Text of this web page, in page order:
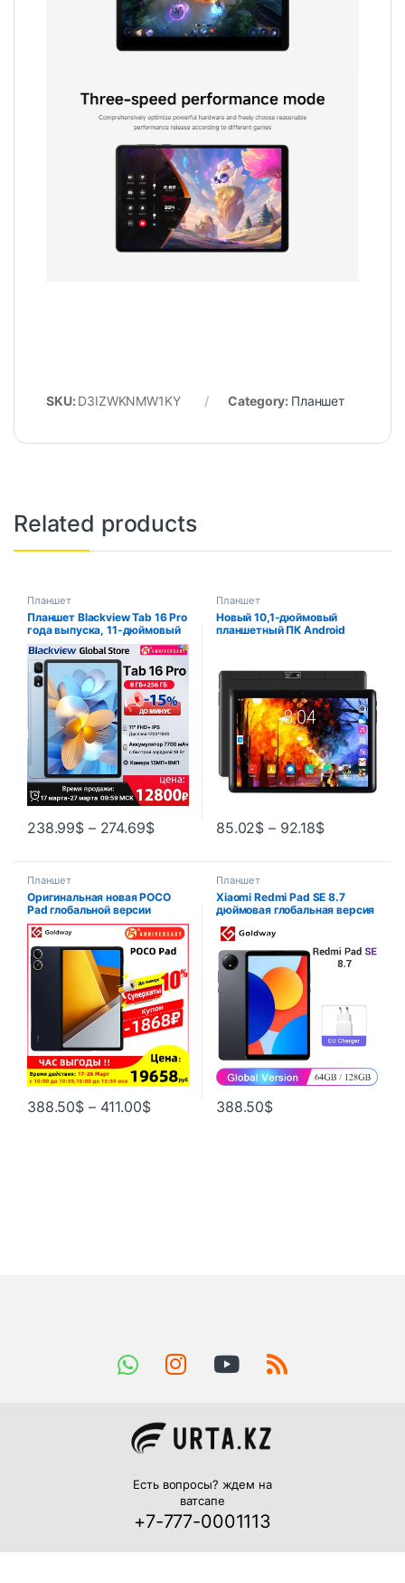
SKU: D3IZWKNMW1KY Category: Планшет
Related products
Планшет
Планшет Blackview Tab 16 Pro
года выпуска, 11-дюймовый
дисплей FHD+, 8 ГБ + 256 ГБ,
13 МП, 8 МП, Widevine L1,
аккумулятор 7700 мАч,
планшетный ПК на базе
Android 14
238.99$ – 274.69$
Планшет
Новый 10,1-дюймовый
планшетный ПК Android
процессор, двойной SIM-
карта, телефонный звонок,
планшеты, Bluetooth, Wi-Fi, 4
ГБ ОЗУ, 64 ГБ ПЗУ
85.02$ – 92.18$
Планшет
Оригинальная новая POCO
Pad глобальной версии
Snapdragon 7s Gen 2 Dolby
Atmos 12.1 “2.5K дисплей
10000mAh батареи POCO
таблетки
388.50$ – 411.00$
Планшет
Xiaomi Redmi Pad SE 8.7
дюймовая глобальная версия
6650mAh MTK Helio G85 с
двумя динамиками Dolby
Atmos
388.50$
Есть вопросы? ждем на
ватсапе
+7-777-0001113